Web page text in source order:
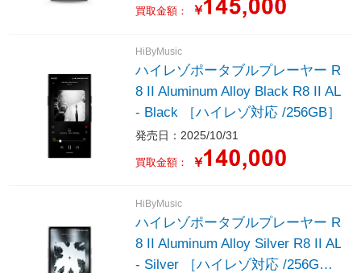
買取金額： ￥
HiByMusic
ハイレゾポータブルプレーヤー R
8 II Aluminum Alloy Black R8 II AL
- Black ［ハイレゾ対応 /256GB］
発売日：2025/10/31
買取金額： ￥
HiByMusic
ハイレゾポータブルプレーヤー R
8 II Aluminum Alloy Silver R8 II AL
- Silver ［ハイレゾ対応 /256G